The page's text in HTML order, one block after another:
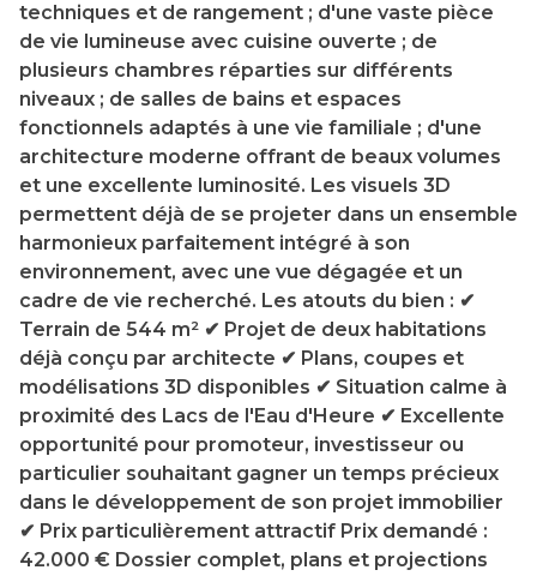
techniques et de rangement ; d'une vaste pièce
de vie lumineuse avec cuisine ouverte ; de
plusieurs chambres réparties sur différents
niveaux ; de salles de bains et espaces
fonctionnels adaptés à une vie familiale ; d'une
architecture moderne offrant de beaux volumes
et une excellente luminosité. Les visuels 3D
permettent déjà de se projeter dans un ensemble
harmonieux parfaitement intégré à son
environnement, avec une vue dégagée et un
cadre de vie recherché. Les atouts du bien : ✔
Terrain de 544 m² ✔ Projet de deux habitations
déjà conçu par architecte ✔ Plans, coupes et
modélisations 3D disponibles ✔ Situation calme à
proximité des Lacs de l'Eau d'Heure ✔ Excellente
opportunité pour promoteur, investisseur ou
particulier souhaitant gagner un temps précieux
dans le développement de son projet immobilier
✔ Prix particulièrement attractif Prix demandé :
42.000 € Dossier complet, plans et projections